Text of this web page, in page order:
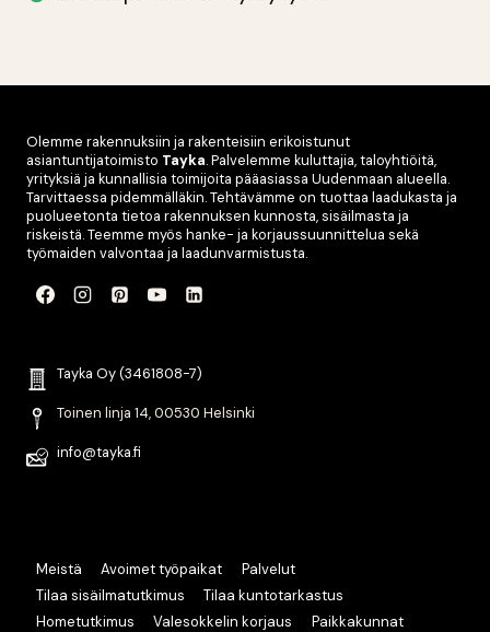
Olemme rakennuksiin ja rakenteisiin erikoistunut
asiantuntijatoimisto Tayka. Palvelemme kuluttajia, taloyhtiöitä,
yrityksiä ja kunnallisia toimijoita pääasiassa Uudenmaan alueella.
Tarvittaessa pidemmälläkin. Tehtävämme on tuottaa laadukasta ja
puolueetonta tietoa rakennuksen kunnosta, sisäilmasta ja
riskeistä. Teemme myös hanke- ja korjaussuunnittelua sekä
työmaiden valvontaa ja laadunvarmistusta.
Tayka Oy (3461808-7)
Toinen linja 14, 00530 Helsinki
info@tayka.fi
Meistä Avoimet työpaikat
Palvelut
Tilaa sisäilmatutkimus
Tilaa kuntotarkastus
Hometutkimus
Valesokkelin korjaus Paikkakunnat